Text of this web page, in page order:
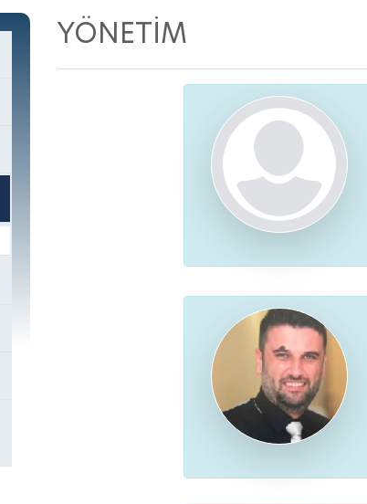
YÖNETİM